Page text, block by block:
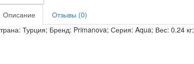
Описание
Отзывы (0)
Турция; Бренд: Primanova; Серия: Aqua; Вес: 0.24 кг;